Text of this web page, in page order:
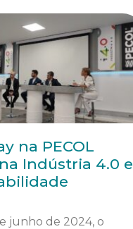
na PECOL
Indústria 4.0 e
junho de 2024, o